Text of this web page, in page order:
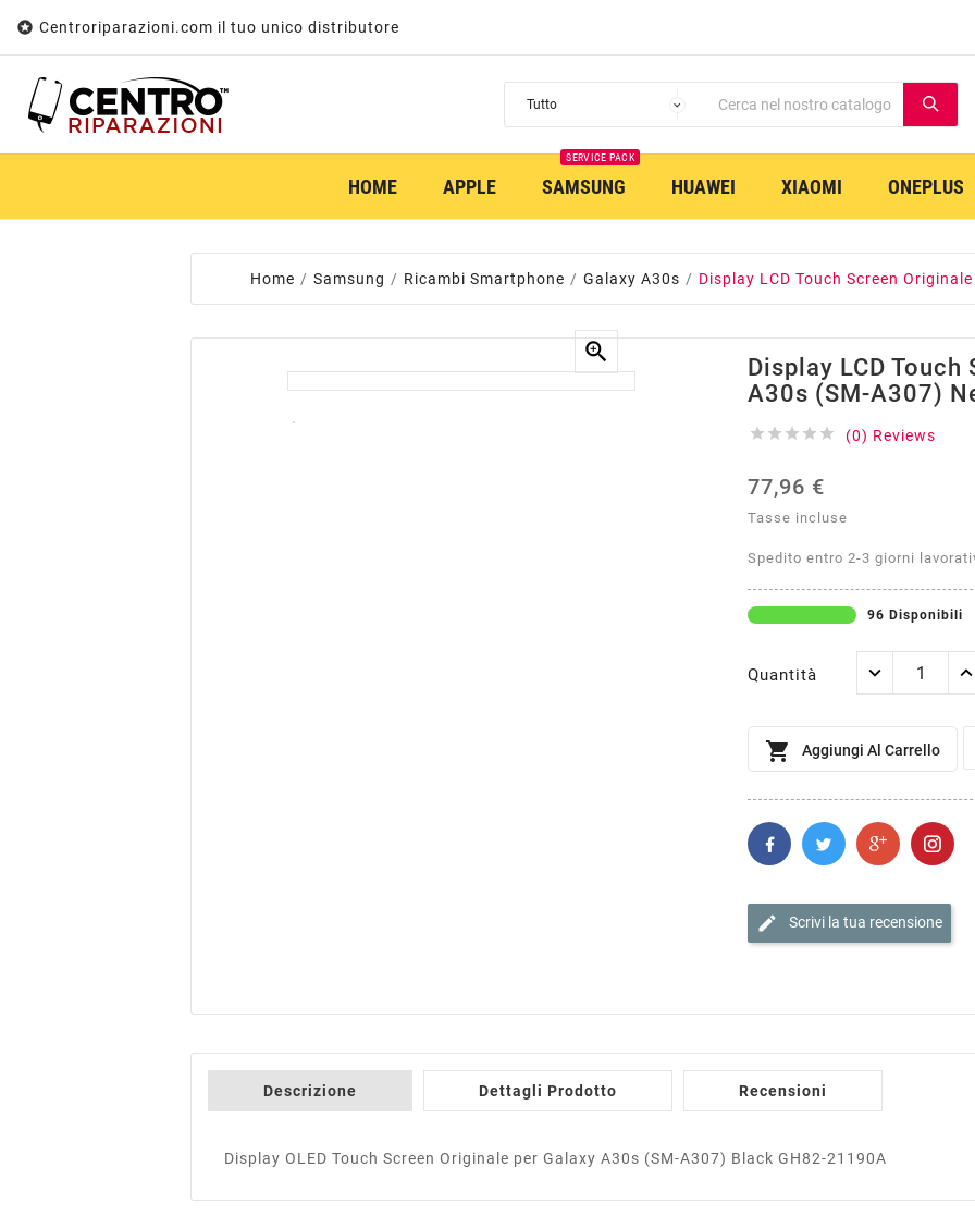
 Centroriparazioni.com il tuo unico distributore
HOME APPLE SAMSUNG
SERVICE PACK
HUAWEI XIAOMI ONEPLUS
Home Samsung Ricambi Smartphone Galaxy A30s Display LCD Touch Screen

Display LCD
A30s (SM-A307)
     (0) Reviews
77,96 €
Tasse incluse
Spedito entro 2-3 giorni
96 Disponibili
Quantità
 Aggiungi Al Carrello
edit Scrivi la tua recensione
Descrizione Dettagli Prodotto Recensioni
Display OLED Touch Screen Originale per Galaxy A30s (SM-A307) Black GH82-21190A